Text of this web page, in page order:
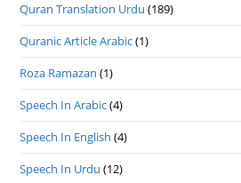
Quran Translation Urdu (189)
Quranic Article Arabic(1)
Roza Ramazan (1)
Speech In Arabic(4)
Speech In English (4)
Speech In Urdu (12)